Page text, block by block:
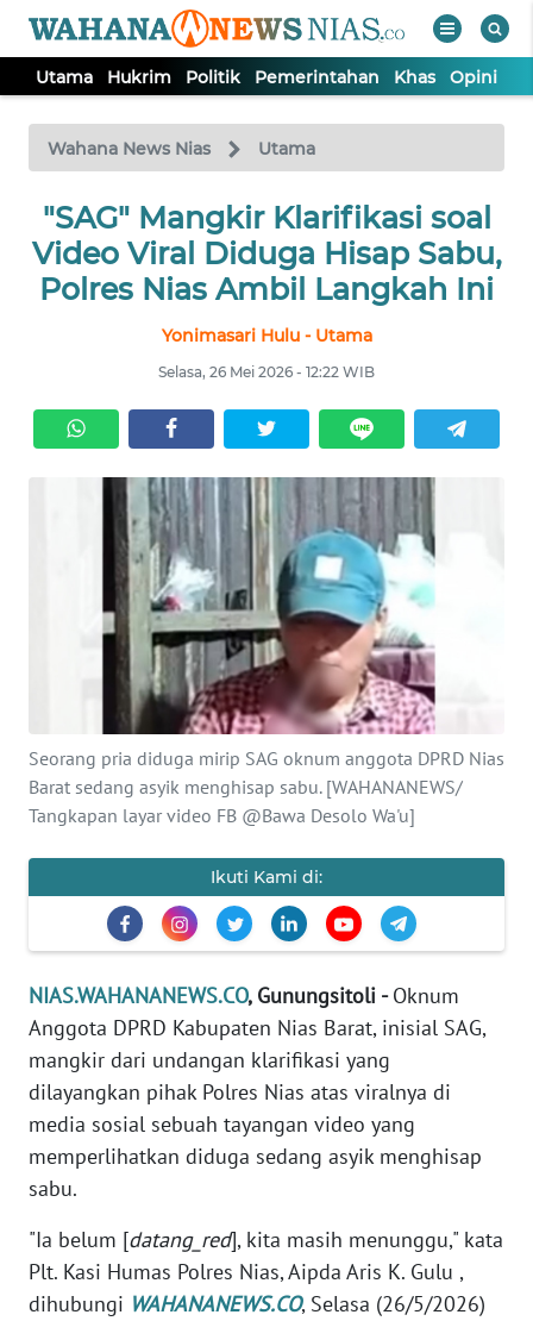
Utama Hukrim Politik Pemerintahan Khas Opini
Wahana News Nias Utama
"SAG" Mangkir Klarifikasi soal
Video Viral Diduga Hisap Sabu,
Polres Nias Ambil Langkah Ini
Yonimasari Hulu - Utama
Selasa, 26 Mei 2026 - 12:22 WIB
Seorang pria diduga mirip SAG oknum anggota DPRD Nias
Barat sedang asyik menghisap sabu. [WAHANANEWS/
Tangkapan layar video FB @Bawa Desolo Wa'u]
Ikuti Kami di:
NIAS.WAHANANEWS.CO, Gunungsitoli -Oknum
Anggota DPRD Kabupaten Nias Barat, inisial SAG,
mangkir dari undangan klarifikasi yang
dilayangkan pihak Polres Nias atas viralnya di
media sosial sebuah tayangan video yang
memperlihatkan diduga sedang asyik menghisap
sabu.
"Ia belum [datang_red], kita masih menunggu," kata
Plt. Kasi Humas Polres Nias, Aipda Aris K. Gulu ,
dihubungi WAHANANEWS.CO, Selasa (26/5/2026)
TV
Tutup
UTAMA
HUKRIM
PEMERINTAHAN
NUSANTARA
Informasi
INDEKS
INFO
IKLAN
TENTANG
KAMI
PEDOMAN
MEDIA